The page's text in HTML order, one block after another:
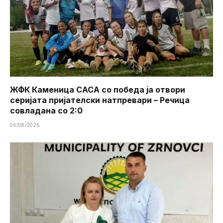
ЖФК Каменица САСА со победа ја отвори
серијата пријателски натпревари – Речица
совладана со 2:0
06/08/2026